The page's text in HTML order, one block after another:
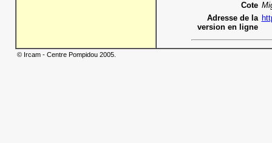
Cote
Adresse de la
version en ligne
© Ircam - Centre Pompidou 2005.